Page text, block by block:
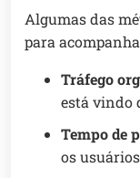
Algumas das
para
Tráfego
está vindo
Tempo de
os